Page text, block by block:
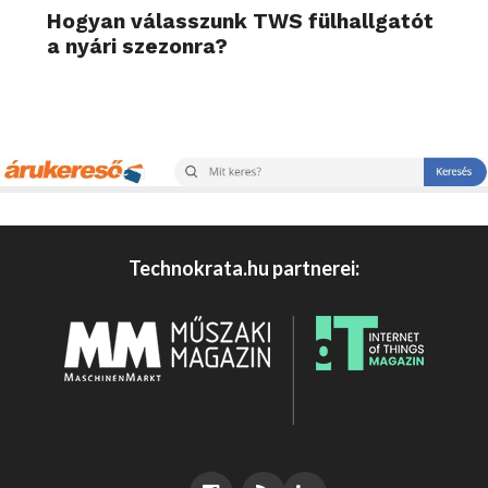
Hogyan válasszunk TWS fülhallgatót
a nyári szezonra?
Technokrata.hu partnerei: